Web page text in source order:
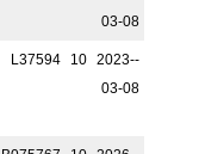
03-08
L37594 10
2023-­
03-08